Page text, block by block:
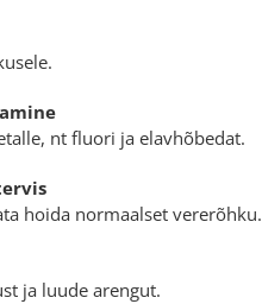
nt fluori ja elavhõbedat.
hoida normaalset vererõhku.
ja luude arengut.